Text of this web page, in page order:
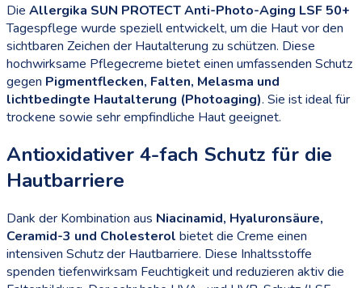
Die Allergika SUN PROTECT Anti-Photo-Aging LSF 50+
Tagespflege wurde speziell entwickelt, um die Haut vor den
sichtbaren Zeichen der Hautalterung zu schützen. Diese
hochwirksame Pflegecreme bietet einen umfassenden Schutz
gegen Pigmentflecken, Falten, Melasma und
lichtbedingte Hautalterung (Photoaging). Sie ist ideal für
trockene sowie sehr empfindliche Haut geeignet.
Antioxidativer 4-fach Schutz für die
Hautbarriere
Dank der Kombination aus Niacinamid, Hyaluronsäure,
Ceramid-3 und Cholesterol bietet die Creme einen
intensiven Schutz der Hautbarriere. Diese Inhaltsstoffe
spenden tiefenwirksam Feuchtigkeit und reduzieren aktiv die